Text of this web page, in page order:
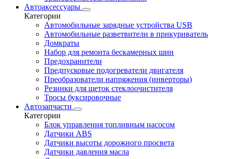
Автоаксессуары
Категории
Автомобильные зарядные устройства USB
Автомобильные разветвители в прикуриватель
Домкраты
Набор для ремонта бескамерных шин
Предохранители
Предпусковые подогреватели двигателя
Преобразователи напряжения (инверторы)
Резинки для щеток стеклоочистителя
Тросы буксировочные
Автозапчасти
Категории
Блок управления топливным насосом
Датчики ABS
Датчики высоты дорожного просвета
Датчики давления масла